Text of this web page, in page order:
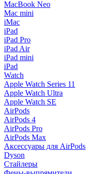
MacBook Neo
Mac mini
iMac
iPad
iPad Pro
iPad Air
iPad mini
iPad
Watch
Apple Watch Series 11
Apple Watch Ultra
Apple Watch SE
AirPods
AirPods 4
AirPods Pro
AirPods Max
Аксессуары для AirPods
Dyson
Стайлеры